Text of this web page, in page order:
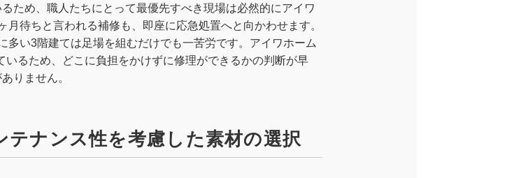
ため、職人たちにとって最優先すべき現場は必然的にアイワ
待ちと言われる補修も、即座に応急処置へと向かわせます。
多い3階建ては足場を組むだけでも一苦労です。アイワホーム
るため、どこに負担をかけずに修理ができるかの判断が早
りません。
ナンス性を考慮した素材の選択